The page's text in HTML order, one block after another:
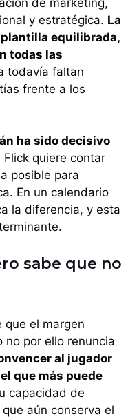
y estratégica. La
equilibrada,
todas las
todavía faltan
frente a los
ha sido decisivo
Flick quiere contar
posible para
En un calendario
la diferencia, y esta
sabe que no
que el margen
no por ello renuncia
al jugador
que más puede
capacidad de
aún conserva el